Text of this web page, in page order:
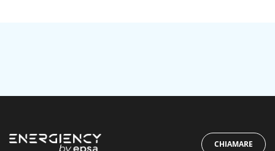
CHIAMARE